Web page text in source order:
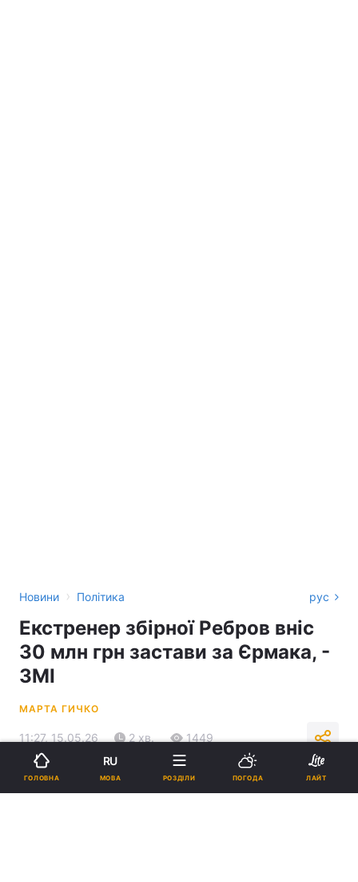
Новини › Політика рус
Екстренер збірної Ребров вніс
30 млн грн застави за Єрмака, -
ЗМІ
МАРТА ГИЧКО
11:27, 15.05.26 2 хв. 1449
Підпишіться на нас в Google
ГОЛОВНА
RU
МОВА РОЗДІЛИ ПОГОДА ЛАЙТ